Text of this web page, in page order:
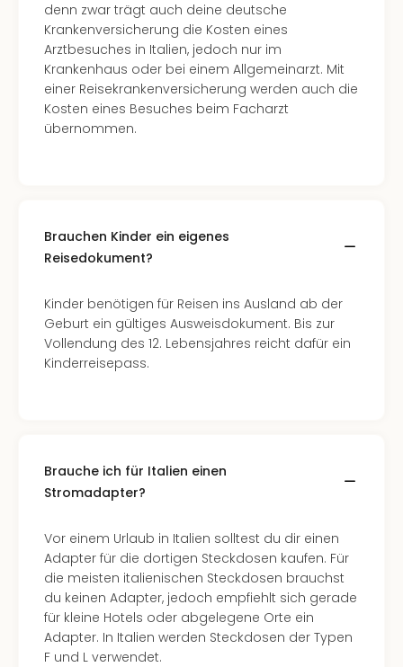
denn zwar trägt auch deine deutsche
Krankenversicherung die Kosten eines
Arztbesuches in Italien, jedoch nur im
Krankenhaus oder bei einem Allgemeinarzt. Mit
einer Reisekrankenversicherung werden auch die
Kosten eines Besuches beim Facharzt
übernommen.
Brauchen Kinder ein eigenes
Reisedokument?
Kinder benötigen für Reisen ins Ausland ab der
Geburt ein gültiges Ausweisdokument. Bis zur
Vollendung des 12. Lebensjahres reicht dafür ein
Kinderreisepass.
Brauche ich für Italien einen
Stromadapter?
Vor einem Urlaub in Italien solltest du dir einen
Adapter für die dortigen Steckdosen kaufen. Für
die meisten italienischen Steckdosen brauchst
du keinen Adapter, jedoch empfiehlt sich gerade
für kleine Hotels oder abgelegene Orte ein
Adapter. In Italien werden Steckdosen der Typen
F und L verwendet.